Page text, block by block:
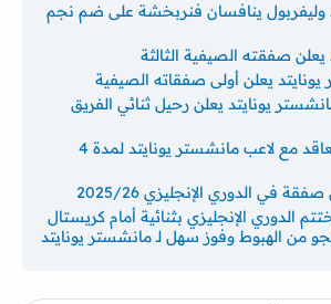
وليفربول ينافسان فنربخشة على ضم نجم
صفقته الصيفية الثالثة
يعلن أولى صفقاته الصيفية
يونايتد يعلن رحيل ثنائي الفريق
رسميًا.. نابولي يتعاقد مع لاعب مانشستر يونايتد لمدة 4
في الدوري الإنجليزي 2025/26
الدوري الإنجليزي بثنائية أمام كريستال
من الهبوط وفوز سهل لـ مانشستر يونايتد